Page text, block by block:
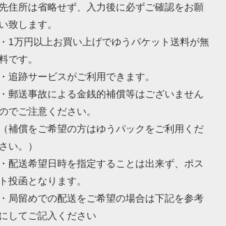
先住所は省略せず、入力後に必ずご確認をお願
い致します。
・1万円以上お買い上げでゆうパケット送料が無
です。
・追跡サービスがご利用できます。
・郵送事故による金銭的補償等はございません
でご注意ください。
（補償をご希望の方はゆうパックをご利用くだ
さい。）
・配送希望日時を指定することは出来ず、ポス
ト投函となります。
・局留めでの配送をご希望の場合は下記を参考
にしてご記入ください